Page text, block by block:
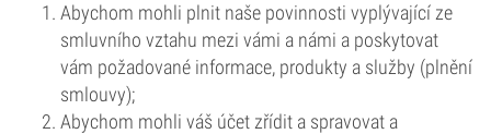
Abychom mohli plnit naše povinnosti vyplývající ze
smluvního vztahu mezi vámi a námi a poskytovat
vám požadované informace, produkty a služby (plnění
smlouvy);
Abychom mohli váš účet zřídit a spravovat a